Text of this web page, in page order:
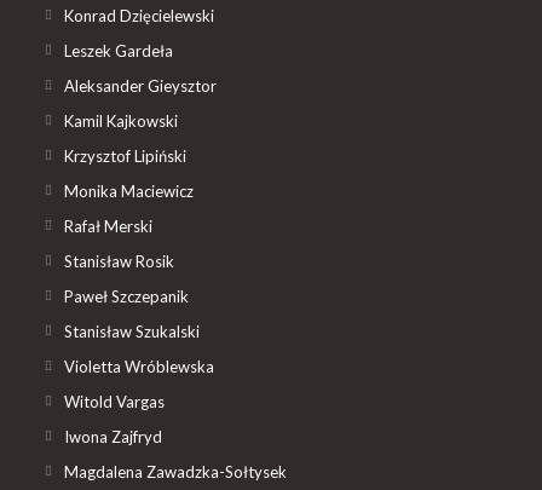
Konrad Dzięcielewski
Leszek Gardeła
Aleksander Gieysztor
Kamil Kajkowski
Krzysztof Lipiński
Monika Maciewicz
Rafał Merski
Stanisław Rosik
Paweł Szczepanik
Stanisław Szukalski
Violetta Wróblewska
Witold Vargas
Iwona Zajfryd
Magdalena Zawadzka-Sołtysek